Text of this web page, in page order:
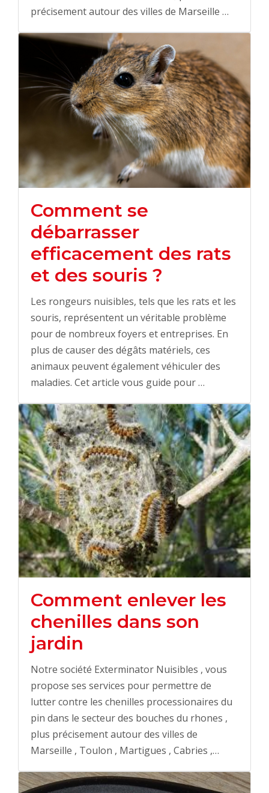
précisement autour des villes de Marseille …
Comment se
débarrasser
efficacement des rats
et des souris ?
Les rongeurs nuisibles, tels que les rats et les
souris, représentent un véritable problème
pour de nombreux foyers et entreprises. En
plus de causer des dégâts matériels, ces
animaux peuvent également véhiculer des
maladies. Cet article vous guide pour …
Comment enlever les
chenilles dans son
jardin
Notre société Exterminator Nuisibles , vous
propose ses services pour permettre de
lutter contre les chenilles processionaires du
pin dans le secteur des bouches du rhones ,
plus précisement autour des villes de
Marseille , Toulon , Martigues , Cabries ,…